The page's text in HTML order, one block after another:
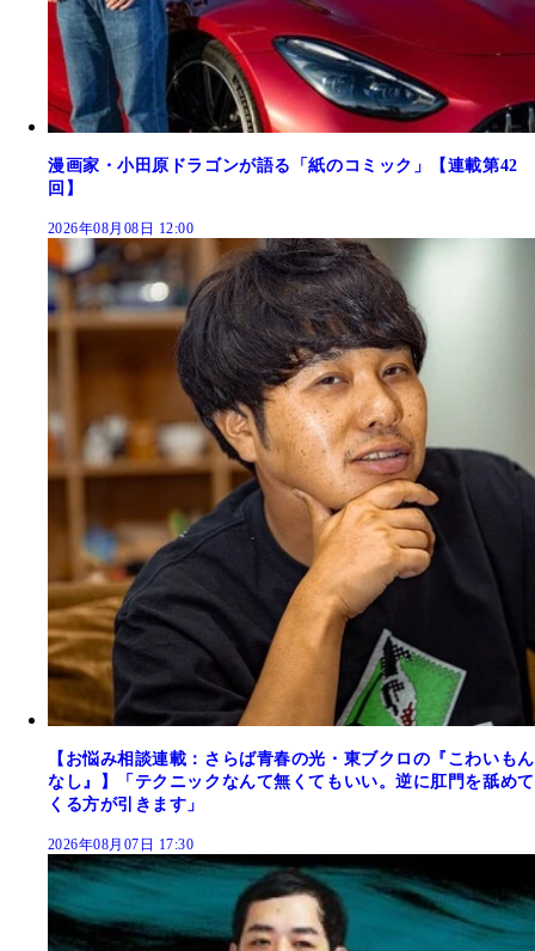
漫画家・小田原ドラゴンが語る「紙のコミック」【連載第42
回】
2026年08月08日 12:00
【お悩み相談連載：さらば青春の光・東ブクロの『こわいもん
なし』】「テクニックなんて無くてもいい。逆に肛門を舐めて
くる方が引きます」
2026年08月07日 17:30